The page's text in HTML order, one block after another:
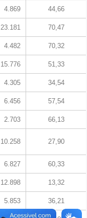
4.869 44,66
23.181 70,47
4.482 70,32
15.776 51,33
4.305 34,54
6.456 57,54
2.703 66,13
10.258 27,90
6.827 60,33
12.898 13,32
5.853 36,21